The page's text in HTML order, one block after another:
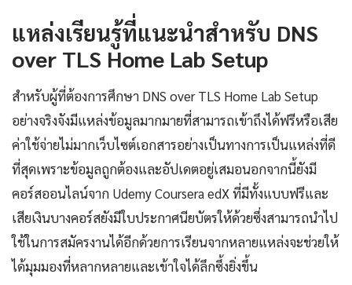
แหล่งเรียนรู้ที่แนะนำสำหรับ DNS
over TLS Home Lab Setup
สำหรับผู้ที่ต้องการศึกษา DNS over TLS Home Lab Setup
อย่างจริงจังมีแหล่งข้อมูลมากมายที่สามารถเข้าถึงได้ฟรีหรือเสีย
ค่าใช้จ่ายไม่มากเว็บไซต์เอกสารอย่างเป็นทางการเป็นแหล่งที่ดี
ที่สุดเพราะข้อมูลถูกต้องและอัปเดตอยู่เสมอนอกจากนี้ยังมี
คอร์สออนไลน์จาก Udemy Coursera edX ที่มีทั้งแบบฟรีและ
เสียเงินบางคอร์สยังมีใบประกาศนียบัตรให้ด้วยซึ่งสามารถนำไป
ใช้ในการสมัครงานได้อีกด้วยการเรียนจากหลายแหล่งจะช่วยให้
ได้มุมมองที่หลากหลายและเข้าใจได้ลึกซึ้งยิ่งขึ้น